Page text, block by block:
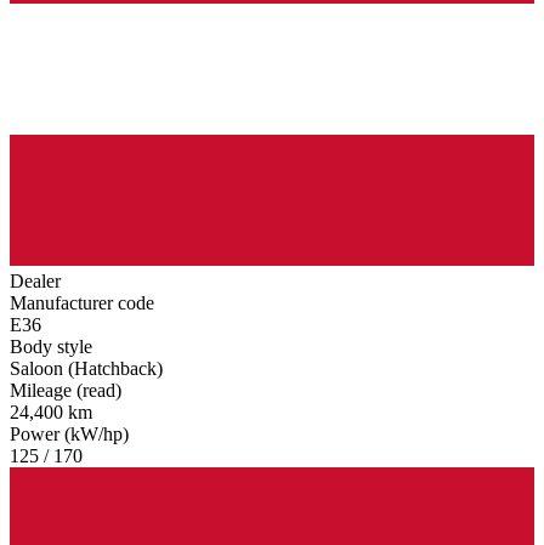
Dealer
Manufacturer code
E36
Body style
Saloon (Hatchback)
Mileage (read)
24,400 km
Power (kW/hp)
125 / 170